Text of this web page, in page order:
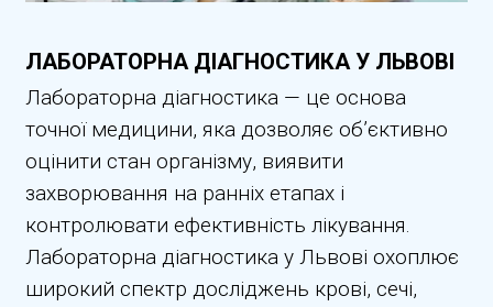
ЛАБОРАТОРНА ДІАГНОСТИКА У ЛЬВОВІ
Лабораторна діагностика — це основа
точної медицини, яка дозволяє об’єктивно
оцінити стан організму, виявити
захворювання на ранніх етапах і
контролювати ефективність лікування.
Лабораторна діагностика у Львові охоплює
широкий спектр досліджень крові, сечі,